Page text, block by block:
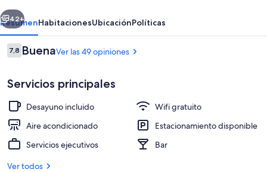
Escaleras
Siguiente
42+
ResumenHabitacionesUbicaciónPolíticas
Opiniones
7,87,8 de 10
BuenaVer las 49 opiniones
Servicios principales
Desayuno incluido
Wifi gratuito
Aire acondicionado
Estacionamiento disponible
Servicios ejecutivos
Bar
Ver todos